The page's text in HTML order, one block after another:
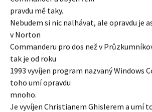
pravdu mě taky.
Nebudem si nic nalhávat, ale opravdu je
v Norton
Commanderu pro dos než v
tak je od roku
1993 vyvíjen program nazvaný Windows
toho umí opravdu
mnoho.
Je vyvíjen Christianem Ghislerem a umí